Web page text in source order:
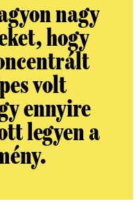
nagy
hogy
volt
ennyire
legyen a